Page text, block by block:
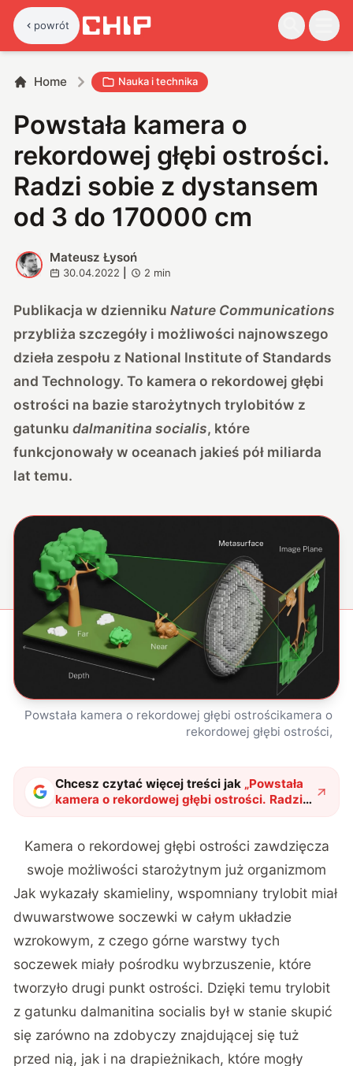
powrót
Home Nauka i technika
Powstała kamera o
rekordowej głębi ostrości.
Radzi sobie z dystansem
od 3 do 170000 cm
M
Mateusz Łysoń
30.04.2022 2 min
Publikacja w dziennikuNature Communications
przybliża szczegóły i możliwości najnowszego
dzieła zespołu z National Institute of Standards
and Technology. To kamera o rekordowej głębi
ostrości na bazie starożytnych trylobitów z
gatunkudalmanitina socialis, które
funkcjonowały w oceanach jakieś pół miliarda
lat temu.
Powstała kamera o rekordowej głębi ostrościkamera o
rekordowej głębi ostrości,
Chcesz czytać więcej treści jak „Powstała
kamera o rekordowej głębi ostrości. Radzi
sobie z dystansem od 3 do 170000 cm"?
Kamera o rekordowej głębi ostrości zawdzięcza
swoje możliwości starożytnym już organizmom
Jak wykazały skamieliny, wspomniany trylobit miał
dwuwarstwowe soczewki w całym układzie
wzrokowym, z czego górne warstwy tych
soczewek miały pośrodku wybrzuszenie, które
tworzyło drugi punkt ostrości. Dzięki temu trylobit
z gatunku dalmanitina socialis był w stanie skupić
się zarówno na zdobyczy znajdującej się tuż
przed nią, jak i na drapieżnikach, które mogły